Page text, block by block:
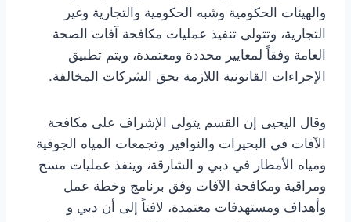
والهيئات الحكومية وشبه الحكومية والتجارية وغير
التجارية، وتتولى تنفيذ عمليات مكافحة آفات الصحة
العامة وفقاً لمعايير محددة ومعتمدة، ويتم تطبيق
الإجراءات القانونية اللازمة بحق الشركات المخالفة.
وقال اليحيى إن القسم يتولى الإشراف على مكافحة
الآفات في البحيرات والنوافير وتجمعات المياه الجوفية
ومياه الأمطار في دبي و الشارقة، وينفذ عمليات مسح
ومراقبة ومكافحة الآفات وفق برنامج وخطة عمل
وأهداف ومستهدفات معتمدة، لافتاً إلى أن دبي و